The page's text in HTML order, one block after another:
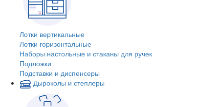
Лотки вертикальные
Лотки горизонтальные
Наборы настольные и стаканы для ручек
Подложки
Подставки и диспенсеры
Дыроколы и степлеры